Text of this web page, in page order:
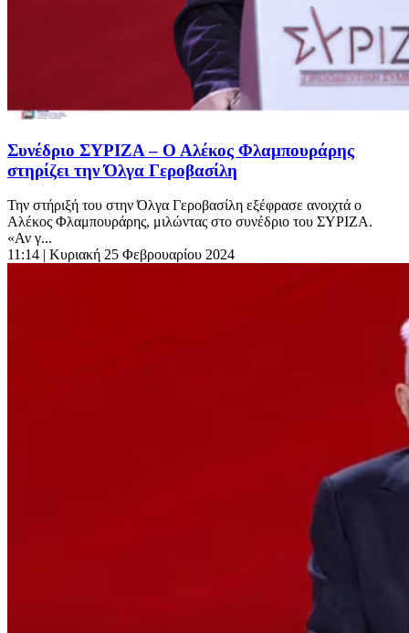
Συνέδριο ΣΥΡΙΖΑ – Ο Αλέκος Φλαμπουράρης
στηρίζει την Όλγα Γεροβασίλη
Την στήριξή του στην Όλγα Γεροβασίλη εξέφρασε ανοιχτά ο
Αλέκος Φλαμπουράρης, μιλώντας στο συνέδριο του ΣΥΡΙΖΑ.
«Αν γ...
11:14 | Κυριακή 25 Φεβρουαρίου 2024